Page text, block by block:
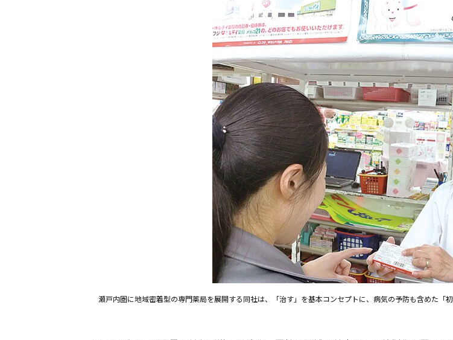
瀬戸内圏に地域密着型の専門薬局を展開する同社は、「治す」を基本コンセプトに、病気の予防も含めた「